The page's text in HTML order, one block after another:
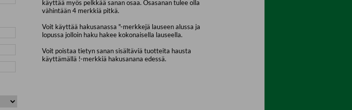
käyttää myös pelkkää sanan osaa. Osasanan tulee olla
vähintään 4 merkkiä pitkä.
Voit käyttää hakusanassa "-merkkejä lauseen alussa ja
lopussa jolloin haku hakee kokonaisella lauseella.
Voit poistaa tietyn sanan sisältäviä tuotteita hausta
käyttämällä !-merkkiä hakusanana edessä.